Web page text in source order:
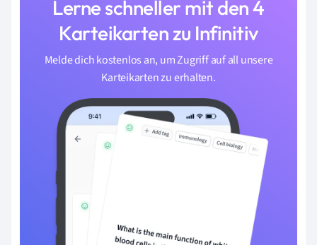
Lerne schneller mit den 4
Karteikarten zu Infinitiv
Melde dich kostenlos an, um Zugriff auf all unsere
Karteikarten zu erhalten.